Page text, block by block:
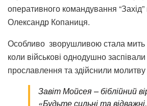
оперативного командування “Захід”
Олександр Копаниця.
Особливо зворушливою стала мить
коли військові однодушно
прославлення та здійснили молитву
Завіт Мойсея – біблійний
«Будьте сильні та відважні,